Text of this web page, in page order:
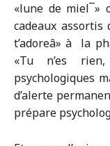
«lune de miel¯»
cadeaux assortis
t’adoreâ» à la
«Tu n’es
psychologiques
d’alerte
prépare